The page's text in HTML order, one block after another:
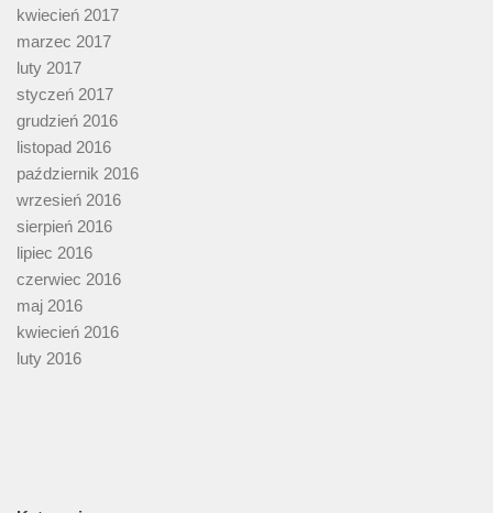
kwiecień 2017
marzec 2017
luty 2017
styczeń 2017
grudzień 2016
listopad 2016
październik 2016
wrzesień 2016
sierpień 2016
lipiec 2016
czerwiec 2016
maj 2016
kwiecień 2016
luty 2016